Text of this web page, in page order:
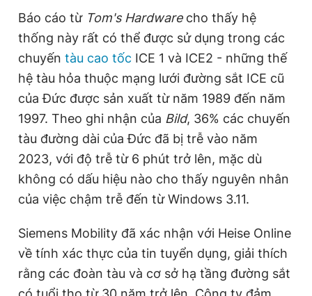
Báo cáo từTom's Hardwarecho thấy hệ
thống này rất có thể được sử dụng trong các
chuyến tàu cao tốc ICE 1 và ICE2 - những thế
hệ tàu hỏa thuộc mạng lưới đường sắt ICE cũ
của Đức được sản xuất từ năm 1989 đến năm
1997. Theo ghi nhận của Bild, 36% các chuyến
tàu đường dài của Đức đã bị trễ vào năm
2023, với độ trễ từ 6 phút trở lên, mặc dù
không có dấu hiệu nào cho thấy nguyên nhân
của việc chậm trễ đến từ Windows 3.11.
Siemens Mobility đã xác nhận với Heise Online
về tính xác thực của tin tuyển dụng, giải thích
rằng các đoàn tàu và cơ sở hạ tầng đường sắt